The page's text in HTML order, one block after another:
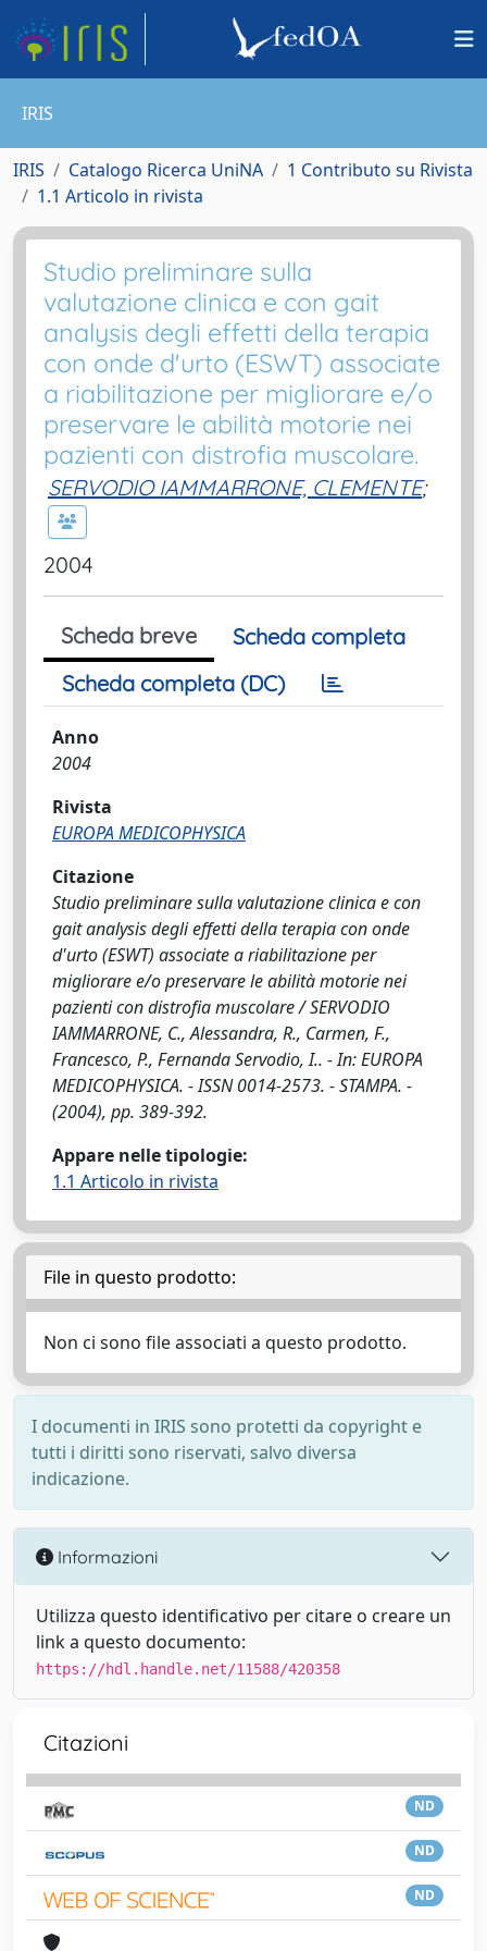
IRIS
IRIS Catalogo Ricerca UniNA
1 Contributo su Rivista
1.1 Articolo in rivista
Studio preliminare sulla
valutazione clinica e con gait
analysis degli effetti della terapia
con onde d'urto (ESWT) associate
a riabilitazione per migliorare e/o
preservare le abilità motorie nei
pazienti con distrofia muscolare.
SERVODIO IAMMARRONE, CLEMENTE;
2004
Scheda breve
Scheda completa
Scheda completa (DC)
Anno
2004
Rivista
EUROPA MEDICOPHYSICA
Citazione
Studio preliminare sulla valutazione clinica e con
gait analysis degli effetti della terapia con onde
d'urto (ESWT) associate a riabilitazione per
migliorare e/o preservare le abilità motorie nei
pazienti con distrofia muscolare / SERVODIO
IAMMARRONE, C., Alessandra, R., Carmen, F.,
Francesco, P., Fernanda Servodio, I.. - In: EUROPA
MEDICOPHYSICA. - ISSN 0014-2573. - STAMPA. -
(2004), pp. 389-392.
Appare nelle tipologie:
1.1 Articolo in rivista
File in questo prodotto:
Non ci sono file associati a questo prodotto.
I documenti in IRIS sono protetti da copyright e
tutti i diritti sono riservati, salvo diversa
indicazione.
Informazioni
Utilizza questo identificativo per citare o creare un
link a questo documento:
https://hdl.handle.net/11588/420358
Citazioni
ND
ND
ND